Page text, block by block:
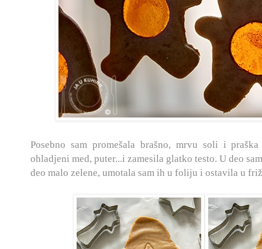
Posebno sam promešala brašno, mrvu soli i
ohladjeni med, puter...i zamesila glatko testo. U deo
deo malo zelene, umotala sam ih u foliju i ostavila u